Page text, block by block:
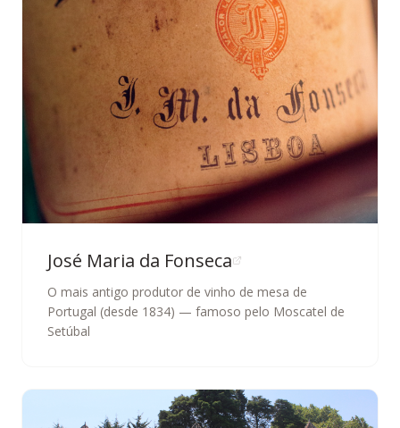
José Maria da Fonseca
O mais antigo produtor de vinho de mesa de
Portugal (desde 1834) — famoso pelo Moscatel de
Setúbal